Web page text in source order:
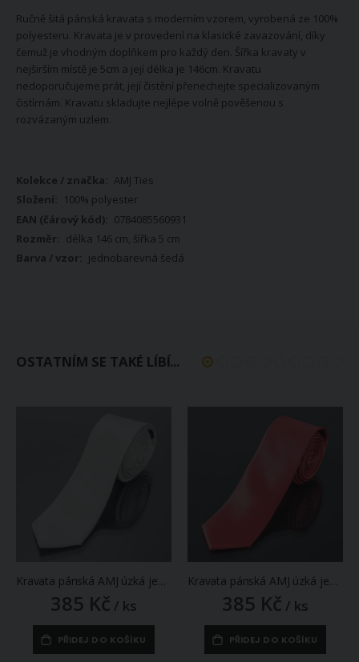
Ručně šitá pánská kravata s moderním vzorem, vyrobená ze 100%
polyesteru. Kravata je v provedení na klasické zavazování, díky
čemuž je vhodným doplňkem pro každý den. Šířka kravaty v
nejširším místě je 5cm a její délka je 146cm. Kravatu
nedoporučujeme prát, její čistění přenechejte specializovaným
čistírnám. Kravatu skladujte nejlépe volně pověšenou s
rozvázaným uzlem.
Více
informací
AMJ Ties
100% polyester
0784085560931
délka 146 cm, šířka 5 cm
jednobarevná šedá
OSTATNÍM SE TAKÉ LÍBÍ...
Kravata pánská AMJ úzká jednobarevná KI0003, smetanová
385 Kč / ks
PŘIDEJ DO KOŠÍKU
Kravata pánská AMJ úzká jednobarevná KI0040, tmavě lososová
385 Kč / ks
PŘIDEJ DO KOŠÍKU